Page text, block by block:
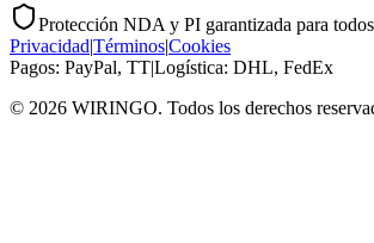
Protección NDA y PI garantizada para
Privacidad|Términos|Cookies
Pagos: PayPal, TT|Logística: DHL, FedEx
© 2026 WIRINGO. Todos los derechos